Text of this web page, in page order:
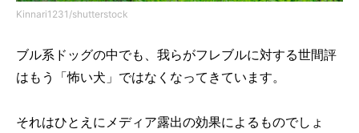
Kinnari1231/shutterstock
ブル系ドッグの中でも、我らがフレブルに対する世間評
はもう「怖い犬」ではなくなってきています。
それはひとえにメディア露出の効果によるものでしょ